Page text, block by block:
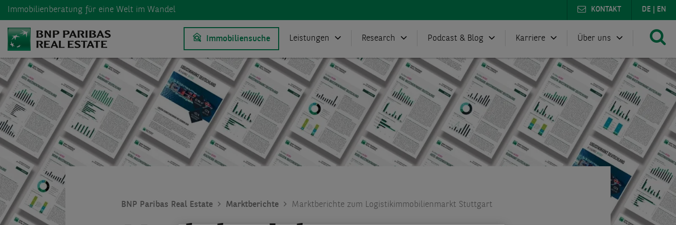
Immobilienberatung für eine Welt im Wandel DE EN
KONTAKT
Immobiliensuche Leistungen Research Podcast & Blog Karriere Über uns
BNP Paribas Real Estate Marktberichte Marktberichte zum Logistikimmobilienmarkt Stuttgart